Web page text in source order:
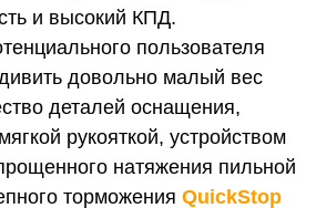
и высокий КПД.
пользователя
довольно малый вес
деталей оснащения,
рукояткой, устройством
натяжения пильной
торможения QuickStop